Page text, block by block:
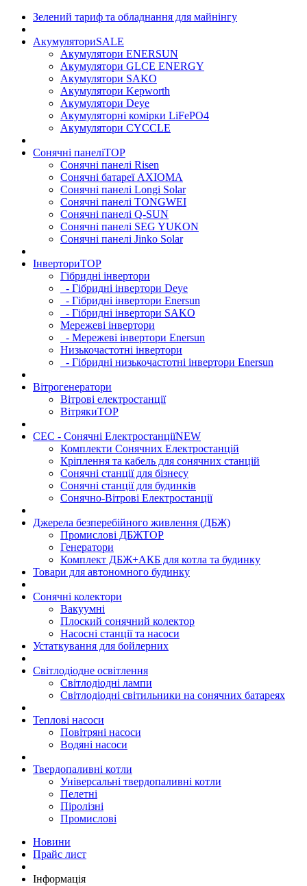
Зелений тариф та обладнання для майнінгу
АкумуляториSALE
Акумулятори ENERSUN
Акумулятори GLCE ENERGY
Акумулятори SAKO
Акумулятори Kepworth
Акумулятори Deye
Акумуляторні комірки LiFePO4
Акумулятори CYCCLE
Сонячні панеліTOP
Сонячні панелі Risen
Сонячні батареї AXIOMA
Сонячні панелі Longi Solar
Сонячні панелі TONGWEI
Сонячні панелі Q-SUN
Сонячні панелі SEG YUKON
Сонячні панелі Jinko Solar
ІнверториTOP
Гібридні інвертори
- Гібридні інвертори Deye
- Гібридні інвертори Enersun
- Гібридні інвертори SAKO
Мережеві інвертори
- Мережеві інвертори Enersun
Низькочастотні інвертори
- Гібридні низькочастотні інвертори Enersun
Вітрогенератори
Вітрові електростанції
ВітрякиTOP
СЕС - Сонячні ЕлектростанціїNEW
Комплекти Сонячних Електростанцій
Кріплення та кабель для сонячних станцій
Сонячні станції для бізнесу
Сонячні станції для будинків
Сонячно-Вітрові Електростанції
Джерела безперебійного живлення (ДБЖ)
Промислові ДБЖTOP
Генератори
Комплект ДБЖ+АКБ для котла та будинку
Товари для автономного будинку
Сонячні колектори
Вакуумні
Плоский сонячний колектор
Насосні станції та насоси
Устаткування для бойлерних
Світлодіодне освітлення
Світлодіодні лампи
Світлодіодні світильники на сонячних батареях
Теплові насоси
Повітряні насоси
Водяні насоси
Твердопаливні котли
Універсальні твердопаливні котли
Пелетні
Піролізні
Промислові
Новини
Прайс лист
Інформація